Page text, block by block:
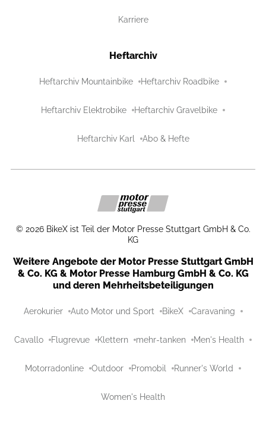
Karriere
Heftarchiv
Heftarchiv Mountainbike Heftarchiv Roadbike
Heftarchiv Elektrobike Heftarchiv Gravelbike
Heftarchiv Karl Abo & Hefte
© 2026 BikeX ist Teil der Motor Presse Stuttgart GmbH & Co.
KG
Weitere Angebote der Motor Presse Stuttgart GmbH
& Co. KG & Motor Presse Hamburg GmbH & Co. KG
und deren Mehrheitsbeteiligungen
Aerokurier Auto Motor und Sport BikeX Caravaning
Cavallo Flugrevue Klettern mehr-tanken Men's Health
Motorradonline Outdoor Promobil Runner's World
Women's Health